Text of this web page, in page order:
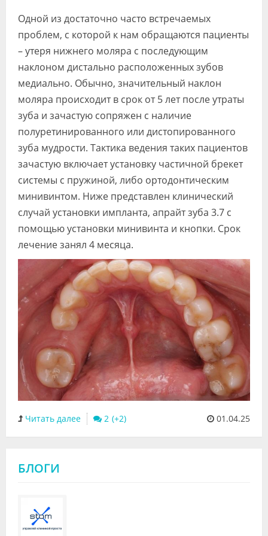
Форум
Клиники
Специалисты
Галерея
Блоги
Лаборатории
Одной из достаточно часто встречаемых
проблем, с которой к нам обращаются пациенты
– утеря нижнего моляра с последующим
наклоном дистально расположенных зубов
медиально. Обычно, значительный наклон
моляра происходит в срок от 5 лет после утраты
зуба и зачастую сопряжен с наличие
полуретинированного или дистопированного
зуба мудрости. Тактика ведения таких пациентов
зачастую включает установку частичной брекет
системы с пружиной, либо ортодонтическим
минивинтом. Ниже представлен клинический
случай установки импланта, апрайт зуба 3.7 с
помощью установки минивинта и кнопки. Срок
лечение занял 4 месяца.
Читать далее 2 01.04.25
БЛОГИ